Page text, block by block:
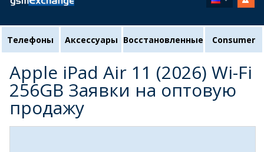
Телефоны Аксессуары Восстановленные Consumer
Apple iPad Air 11 (2026) Wi-Fi
256GB Заявки на оптовую
продажу